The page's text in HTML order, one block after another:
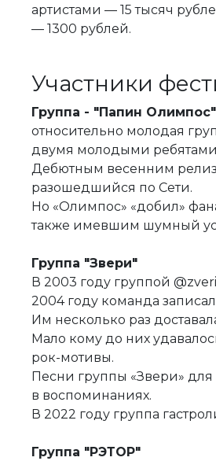
артистами — 15 тысяч
— 1300 рублей.
Участники
Группа - "Папин Олимпос"
относительно молодая
двумя молодыми ребятами
Дебютным весенним
разошедшийся по Сети.
Но «Олимпос» «добил»
также имевшим шумный
Группа "Звери"
В 2003 году группой
2004 году команда
Им несколько раз
Мало кому до них
рок-мотивы.
Песни группы «Звери»
в воспоминаниях.
В 2022 году группа
Группа "РЭТОР"